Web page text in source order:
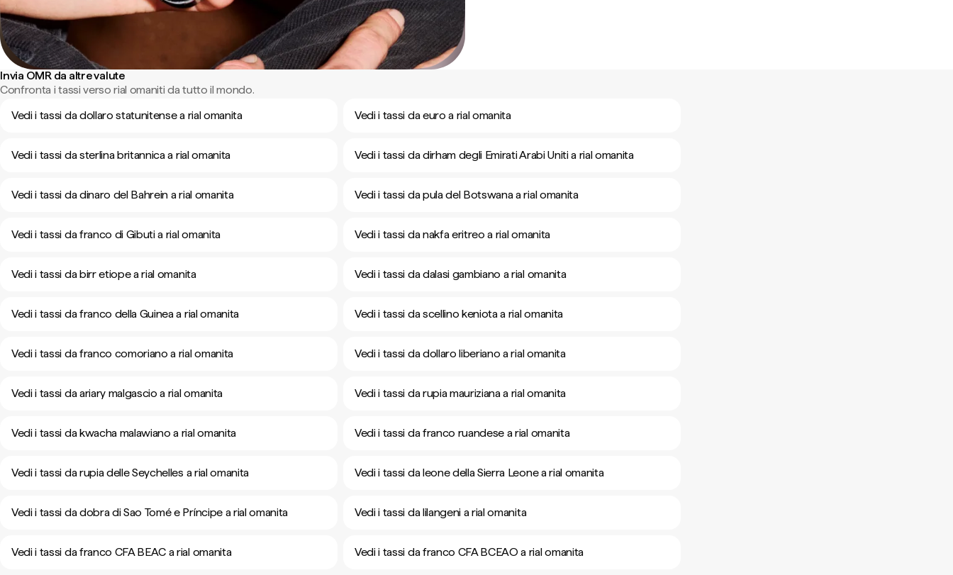
Invia OMR da altre valute
Confronta i tassi verso rial omaniti da tutto il mondo.
Vedi i tassi da dollaro statunitense a rial omanita
Vedi i tassi da euro a rial omanita
Vedi i tassi da sterlina britannica a rial omanita Vedi i tassi da dirham degli Emirati Arabi Uniti a rial omanita
Vedi i tassi da dinaro del Bahrein a rial omanita Vedi i tassi da pula del Botswana a rial omanita
Vedi i tassi da franco di Gibuti a rial omanita Vedi i tassi da nakfa eritreo a rial omanita
Vedi i tassi da birr etiope a rial omanita Vedi i tassi da dalasi gambiano a rial omanita
Vedi i tassi da franco della Guinea a rial omanita Vedi i tassi da scellino keniota a rial omanita
Vedi i tassi da franco comoriano a rial omanita Vedi i tassi da dollaro liberiano a rial omanita
Vedi i tassi da ariary malgascio a rial omanita Vedi i tassi da rupia mauriziana a rial omanita
Vedi i tassi da kwacha malawiano a rial omanita Vedi i tassi da franco ruandese a rial omanita
Vedi i tassi da rupia delle Seychelles a rial omanita Vedi i tassi da leone della Sierra Leone a rial omanita
Vedi i tassi da dobra di Sao Tomé e Príncipe a rial omanita Vedi i tassi da lilangeni a rial omanita
Vedi i tassi da franco CFA BEAC a rial omanita Vedi i tassi da franco CFA BCEAO a rial omanita